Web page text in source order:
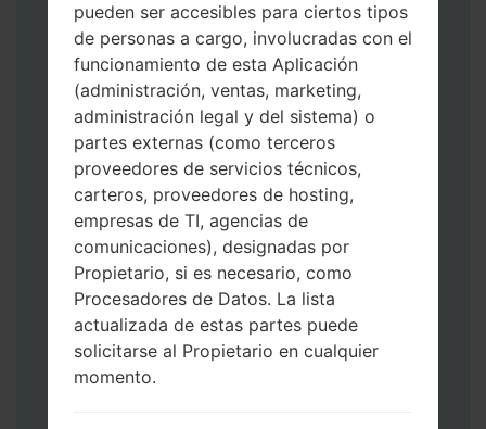
Descargue a su PC: la última versión de
Odin 3
A continuación, extraiga el archivo de
firmware.
Debe obtener 1 (si es archivo 1, elíjalo aquí)
o 5 (si es archivo 5, selecciónelo aquí):
AP: "Sistema y Recuperación"
CP: "Módem y Radio"
CSC _ ***: "País y región y operador"
HOME_CSC _ ***: "País y regióny
operador"
Agregue todos los archivos a Odin 3.
Si desea hacer clean flash, use CSC _ *** o
use HOME_CSC _ *** para mantener sus
datos y aplicaciones.
pueden ser accesibles para ciertos tipos
de personas a cargo, involucradas con el
funcionamiento de esta Aplicación
(administración, ventas, marketing,
administración legal y del sistema) o
partes externas (como terceros
proveedores de servicios técnicos,
carteros, proveedores de hosting,
empresas de TI, agencias de
comunicaciones), designadas por
Propietario, si es necesario, como
Procesadores de Datos. La lista
actualizada de estas partes puede
solicitarse al Propietario en cualquier
momento.